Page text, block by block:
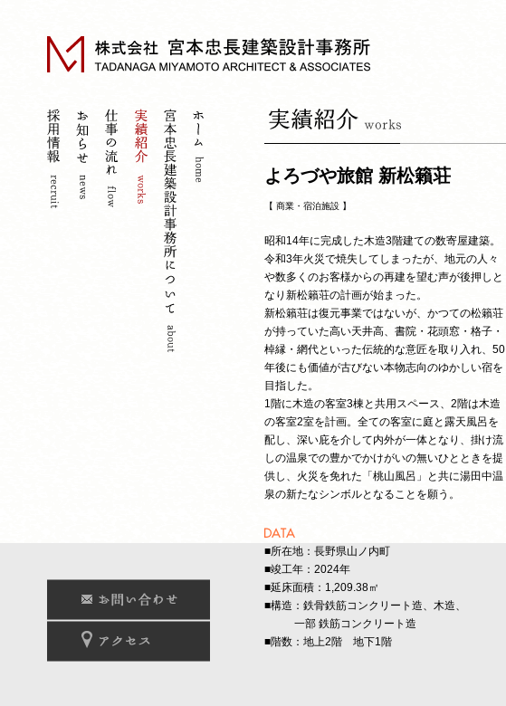
よろづや旅館 新松籟荘
【 商業・宿泊施設 】
昭和14年に完成した木造3階建ての数寄屋建築。
令和3年火災で焼失してしまったが、地元の人々
や数多くのお客様からの再建を望む声が後押しと
なり新松籟荘の計画が始まった。
新松籟荘は復元事業ではないが、かつての松籟荘
が持っていた高い天井高、書院・花頭窓・格子・
棹縁・網代といった伝統的な意匠を取り入れ、50
年後にも価値が古びない本物志向のゆかしい宿を
目指した。
1階に木造の客室3棟と共用スペース、2階は木造
の客室2室を計画。全ての客室に庭と露天風呂を
配し、深い庇を介して内外が一体となり、掛け流
しの温泉での豊かでかけがいの無いひとときを提
供し、火災を免れた「桃山風呂」と共に湯田中温
泉の新たなシンボルとなることを願う。
■所在地：長野県山ノ内町
■竣工年：2024年
■延床面積：1,209.38㎡
■構造：鉄骨鉄筋コンクリート造、木造、
一部 鉄筋コンクリート造
■階数：地上2階 地下1階